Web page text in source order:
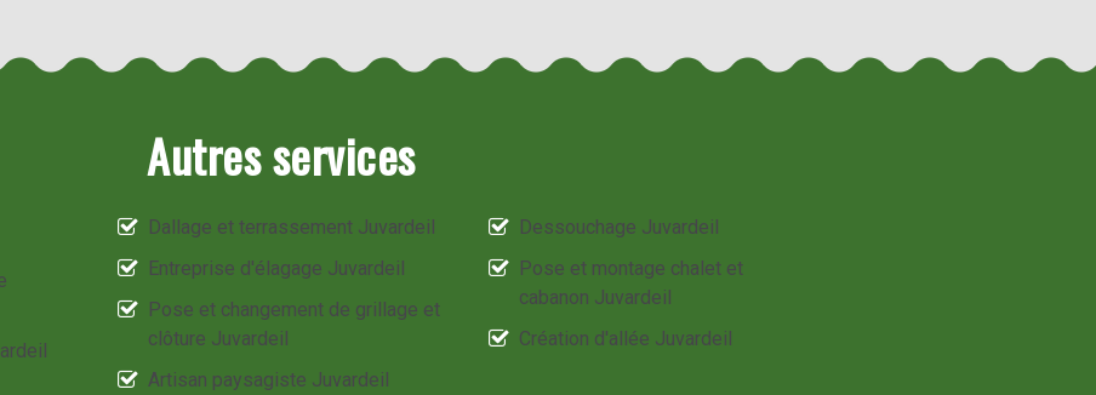
Autres services
Dallage et terrassement Juvardeil
Entreprise d'élagage Juvardeil
Pose et changement de grillage et
clôture Juvardeil
Artisan paysagiste Juvardeil
Dessouchage Juvardeil
Pose et montage chalet et
cabanon Juvardeil
Création d'allée Juvardeil